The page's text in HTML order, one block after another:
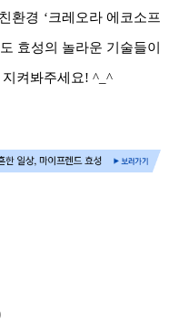
환경 ‘크레오라 에코소프
효성의 놀라운 기술들이
켜봐주세요! ^_^